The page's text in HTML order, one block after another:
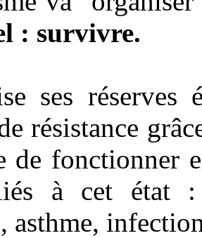
: survivre.
ses réserves
résistance
de fonctionner
à cet état :
asthme,